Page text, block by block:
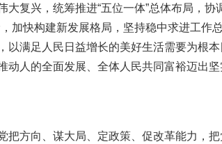
复兴，统筹推进“五位一体”总体布局，协
加快构建新发展格局，坚持稳中求进工作
满足人民日益增长的美好生活需要为根本
人的全面发展、全体人民共同富裕迈出坚
方向、谋大局、定政策、促改革能力，把